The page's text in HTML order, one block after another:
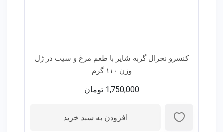
کنسرو نچرال گربه شایر با طعم مرغ و سیب در ژل
وزن ۱۱۰ گرم
1,750,000 تومان
افزودن به سبد خرید